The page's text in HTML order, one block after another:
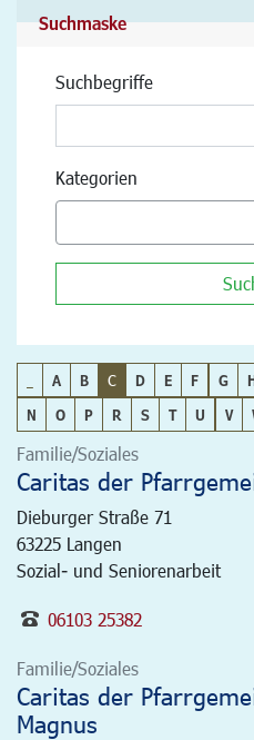
Suchmaske
Suchbegriffe
Kategorien
A B C D E F G
N
O P R S T U V
Familie/Soziales
Caritas der
Dieburger Straße 71
63225 Langen
Sozial- und Seniorenarbeit
06103 25382
Familie/Soziales
Caritas der
Magnus